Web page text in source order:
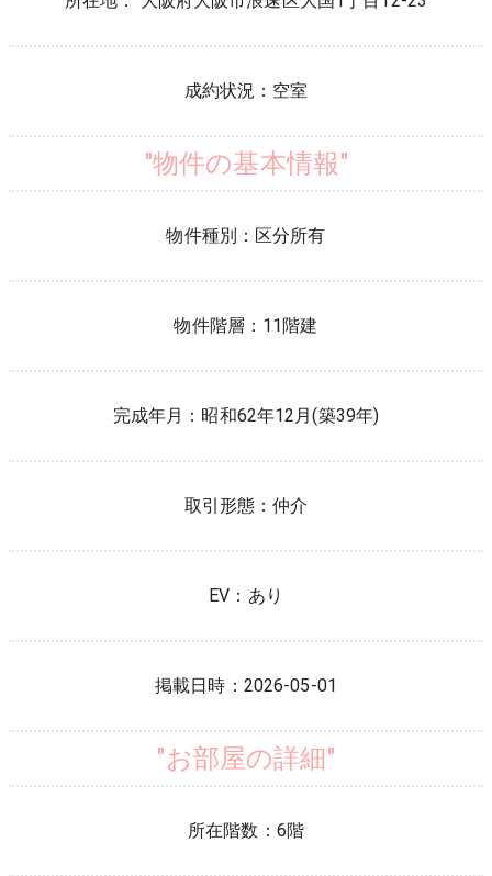
成約状況： 空室
"物件の基本情報"
物件種別： 区分所有
物件階層： 11階建
完成年月： 昭和62年12月(築39年)
取引形態：仲介
EV： あり
掲載日時： 2026-05-01
"お部屋の詳細"
所在階数： 6階